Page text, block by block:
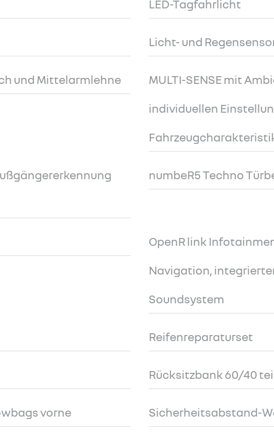
LED-Tagfahrlicht
Licht- und
und Mittelarmlehne MULTI-SENSE mit
individuellen
numbeR5 Techno
OpenR link
Navigation,
Soundsystem
Reifenreparaturset
Rücksitzbank 60/40
vorne Sicherheitsabstand-